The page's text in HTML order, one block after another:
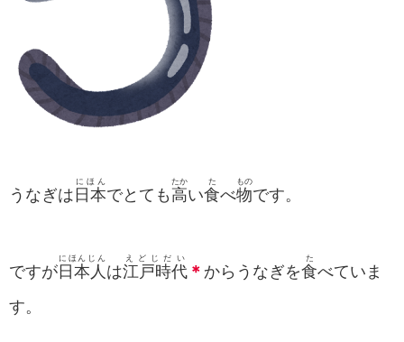
うなぎは 日本
にほん
でとても 高
たか
い食
た
べ物
もの
です。
ですが 日本人
にほんじん
は江戸時代
えどじだい
＊ からうなぎを食
た
べていま
す。